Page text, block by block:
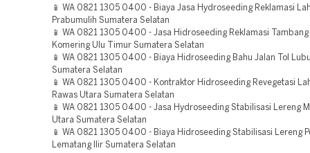
📱 WA 0821 1305 0400 - Biaya Jasa Hydroseeding Reklamasi
Prabumulih Sumatera Selatan
📱 WA 0821 1305 0400 - Jasa Hidroseeding Reklamasi Tambang
Komering Ulu Timur Sumatera Selatan
📱 WA 0821 1305 0400 - Biaya Hidroseeding Bahu Jalan Tol
Sumatera Selatan
📱 WA 0821 1305 0400 - Kontraktor Hidroseeding Revegetasi
Rawas Utara Sumatera Selatan
📱 WA 0821 1305 0400 - Jasa Hydroseeding Stabilisasi Lereng
Utara Sumatera Selatan
📱 WA 0821 1305 0400 - Biaya Hidroseeding Stabilisasi Lereng
Lematang Ilir Sumatera Selatan